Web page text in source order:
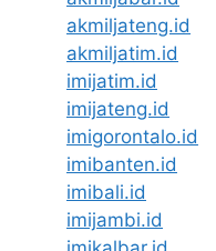
akmiljateng.id
akmiljatim.id
imijatim.id
imijateng.id
imigorontalo.id
imibanten.id
imibali.id
imijambi.id